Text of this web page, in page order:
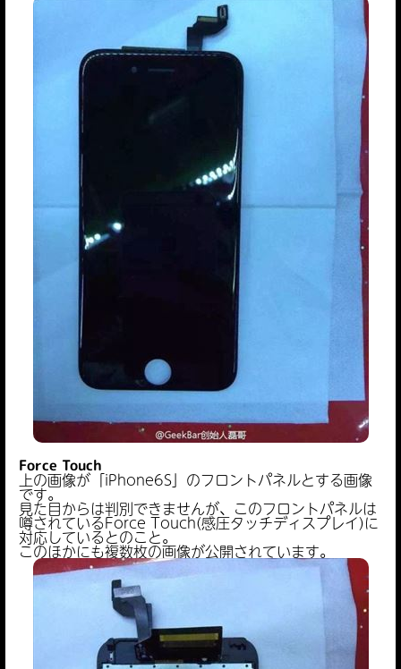
Force Touch
上の画像が「iPhone6S」のフロントパネルとする画像
です。
見た目からは判別できませんが、このフロントパネルは
噂されているForce Touch(感圧タッチディスプレイ)に
対応しているとのこと。
このほかにも複数枚の画像が公開されています。